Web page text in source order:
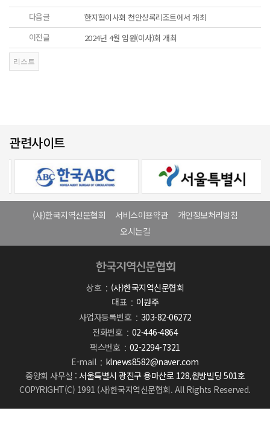
다음글
한지협이사회 천안상록리조트에서 개최
이전글
2024년 4월 임원(이사)회 개최
관련사이트
(사)한국지역신문협회 서비스이용약관
개인정보처리방침
오시는길
상호
(사)한국지역신문협회
대표
이원주
사업자등록번호
303-82-06272
전화번호
02-446-4864
팩스번호
02-2294-7321
E-mail
klnews8582@naver.com
중앙회 사무실 : 서울특별시 광진구 용마산로 128,원방빌딩 501호
COPYRIGHT(C) 1991 (사)한국지역신문협회. All Rights Reserved.